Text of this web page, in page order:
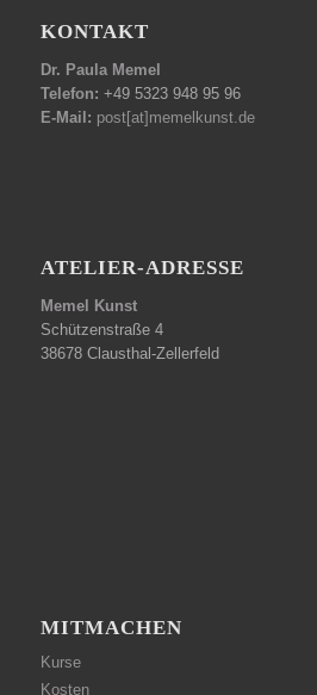
KONTAKT
Dr. Paula Memel
Telefon: +49 5323 948 95 96
E-Mail: post[at]memelkunst.de
ATELIER-ADRESSE
Memel Kunst
Schützenstraße 4
38678 Clausthal-Zellerfeld
MITMACHEN
Kurse
Kosten